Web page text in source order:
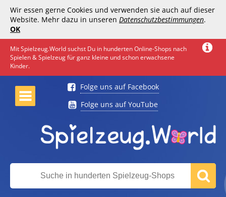
Wir essen gerne Cookies und verwenden sie auch auf dieser
Website. Mehr dazu in unseren Datenschutzbestimmungen.
OK
Mit Spielzeug.World suchst Du in hunderten Online-Shops nach
Spielen & Spielzeug für ganz kleine und schon erwachsene
Kinder.
Folge uns auf Facebook
Folge uns auf YouTube